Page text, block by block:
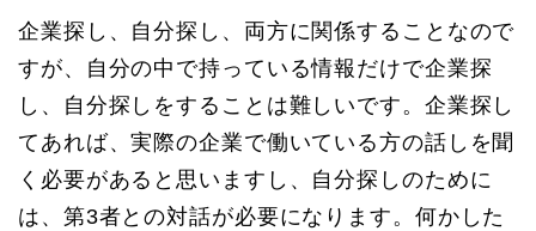
企業探し、自分探し、両方に関係することなので
すが、自分の中で持っている情報だけで企業探
し、自分探しをすることは難しいです。企業探し
てあれば、実際の企業で働いている方の話しを聞
く必要があると思いますし、自分探しのために
は、第3者との対話が必要になります。何かした